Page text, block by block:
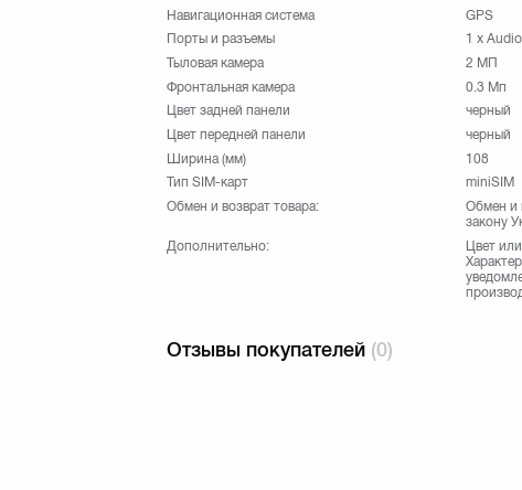
Навигационная система
GPS
Порты и разъемы
1 x
Тыловая камера
2 МП
Фронтальная камера
0.3 Мп
Цвет задней панели
черный
Цвет передней панели
черный
Ширина (мм)
108
Тип SIM-карт
miniSIM
Обмен и возврат товара:
Обмен и
закону
Дополнительно:
Цвет
Отзывы покупателей (0)